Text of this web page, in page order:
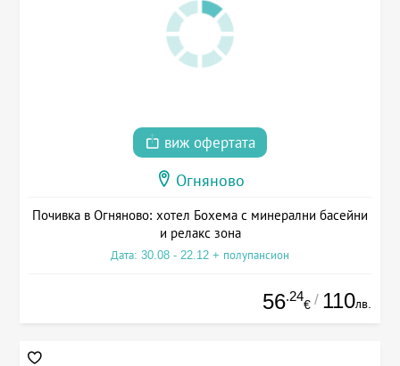
виж офертата
Огняново
Почивка в Огняново: хотел Бохема с минерални басейни
и релакс зона
Дата: 30.08 - 22.12 + полупансион
56.24
€ / 110лв.